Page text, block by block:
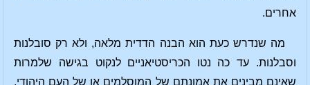
אחרים.
מה שנדרש כעת הוא הבנה הדדית מלאה, ולא רק סובלנות
וסבלנות. עד כה נטו הכריסטיאניים לנקוט בגישה שלמרות
שאינם מבינים את אמונתם של המוסלמים או של העם היהודי,